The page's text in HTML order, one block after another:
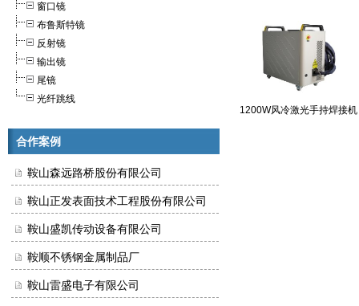
窗口镜
布鲁斯特镜
反射镜
输出镜
尾镜
光纤跳线
合作案例
鞍山森远路桥股份有限公司
鞍山正发表面技术工程股份有限公司
鞍山盛凯传动设备有限公司
鞍顺不锈钢金属制品厂
鞍山雷盛电子有限公司
1200W风冷激光手持焊接机